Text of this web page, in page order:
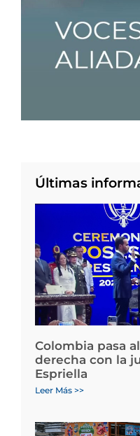
Últimas
Colombia pasa
derecha con la
Espriella
Leer Más >>